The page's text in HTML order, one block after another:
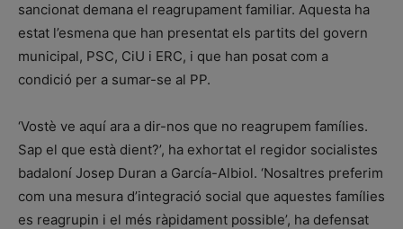
sancionat demana el reagrupament familiar. Aquesta ha
estat l’esmena que han presentat els partits del govern
municipal, PSC, CiU i ERC, i que han posat com a
condició per a sumar-se al PP.
‘Vostè ve aquí ara a dir-nos que no reagrupem famílies.
Sap el que està dient?’, ha exhortat el regidor socialistes
badaloní Josep Duran a García-Albiol. ‘Nosaltres preferim
com una mesura d’integració social que aquestes famílies
es reagrupin i el més ràpidament possible’, ha defensat